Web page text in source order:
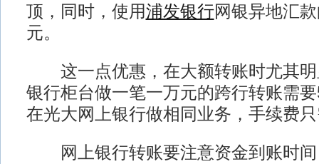
顶，同时，使用浦发银行网银异地汇
元。
这一点优惠，在大额转账时尤其明
银行柜台做一笔一万元的跨行转账需
在光大网上银行做相同业务，手续费
网上银行转账要注意资金到账时间